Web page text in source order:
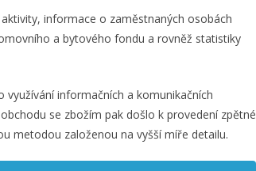
informace o zaměstnaných osobách
a bytového fondu a rovněž statistiky
využívání informačních a komunikačních
se zbožím pak došlo k provedení zpětné
metodou založenou na vyšší míře detailu.